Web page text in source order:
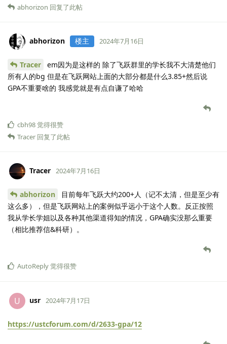
abhorizon 回复了此帖
abhorizon 楼主 2024年7月16日
Tracer
em因为是这样的 除了飞跃群里的学长我不大清楚他们
所有人的bg 但是在飞跃网站上面的大部分都是什么3.85+然后说
GPA不重要啥的 我感觉就是有点自谦了哈哈
cbh98觉得很赞
Tracer 回复了此帖
Tracer 2024年7月16日
abhorizon
目前每年飞跃大约200+人（记不太清，但是至少有
这么多），但是飞跃网站上的案例似乎远小于这个人数。反正按照
我从学长学姐以及各种其他渠道得知的情况，GPA确实没那么重要
（相比推荐信&科研）。
AutoReply觉得很赞
U usr 2024年7月17日
https://ustcforum.com/d/2633-gpa/12